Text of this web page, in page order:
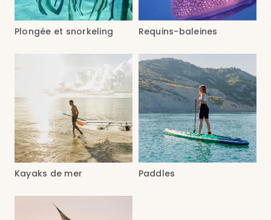
Plongée et snorkeling Requins-baleines
Kayaks de mer Paddles